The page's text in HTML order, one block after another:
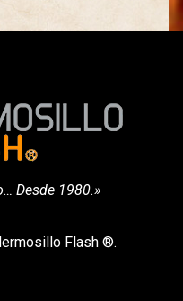
Desde 1980.»
Flash ®.